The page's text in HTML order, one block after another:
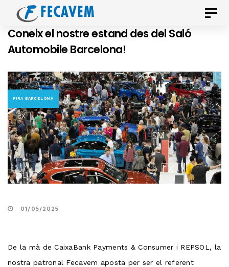
Skip
links
primary
navigation
content
Toggle
Coneix el nostre estand des del Saló
Automobile Barcelona!
FIRA BARCELONA
01/05/2025
De la mà de CaixaBank Payments & Consumer i REPSOL, la
nostra patronal Fecavem aposta per ser el referent